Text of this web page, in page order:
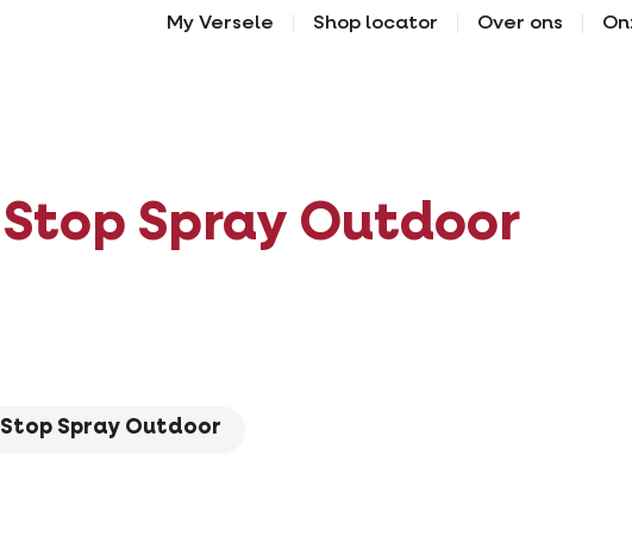
My Versele Shop locator Over ons
Stop Spray Outdoor
Stop Spray Outdoor